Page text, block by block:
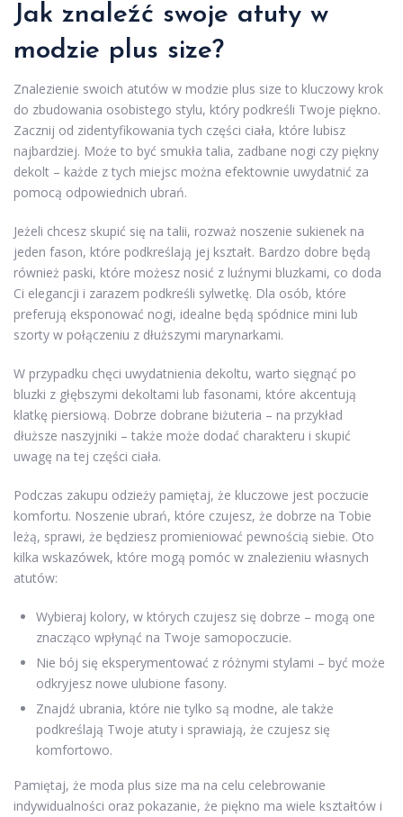
Jak znaleźć swoje atuty w
modzie plus size?
Znalezienie swoich atutów w modzie plus size to kluczowy krok
do zbudowania osobistego stylu, który podkreśli Twoje piękno.
Zacznij od zidentyfikowania tych części ciała, które lubisz
najbardziej. Może to być smukła talia, zadbane nogi czy piękny
dekolt – każde z tych miejsc można efektownie uwydatnić za
pomocą odpowiednich ubrań.
Jeżeli chcesz skupić się na talii, rozważ noszenie sukienek na
jeden fason, które podkreślają jej kształt. Bardzo dobre będą
również paski, które możesz nosić z luźnymi bluzkami, co doda
Ci elegancji i zarazem podkreśli sylwetkę. Dla osób, które
preferują eksponować nogi, idealne będą spódnice mini lub
szorty w połączeniu z dłuższymi marynarkami.
W przypadku chęci uwydatnienia dekoltu, warto sięgnąć po
bluzki z głębszymi dekoltami lub fasonami, które akcentują
klatkę piersiową. Dobrze dobrane biżuteria – na przykład
dłuższe naszyjniki – także może dodać charakteru i skupić
uwagę na tej części ciała.
Podczas zakupu odzieży pamiętaj, że kluczowe jest poczucie
komfortu. Noszenie ubrań, które czujesz, że dobrze na Tobie
leżą, sprawi, że będziesz promieniować pewnością siebie. Oto
kilka wskazówek, które mogą pomóc w znalezieniu własnych
atutów:
Wybieraj kolory, w których czujesz się dobrze – mogą one
znacząco wpłynąć na Twoje samopoczucie.
Nie bój się eksperymentować z różnymi stylami – być może
odkryjesz nowe ulubione fasony.
Znajdź ubrania, które nie tylko są modne, ale także
podkreślają Twoje atuty i sprawiają, że czujesz się
komfortowo.
Pamiętaj, że moda plus size ma na celu celebrowanie
indywidualności oraz pokazanie, że piękno ma wiele kształtów i